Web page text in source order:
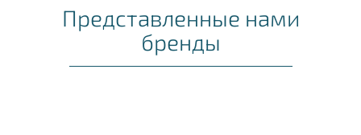
Представленные нами
бренды